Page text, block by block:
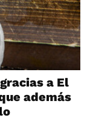
a El
además